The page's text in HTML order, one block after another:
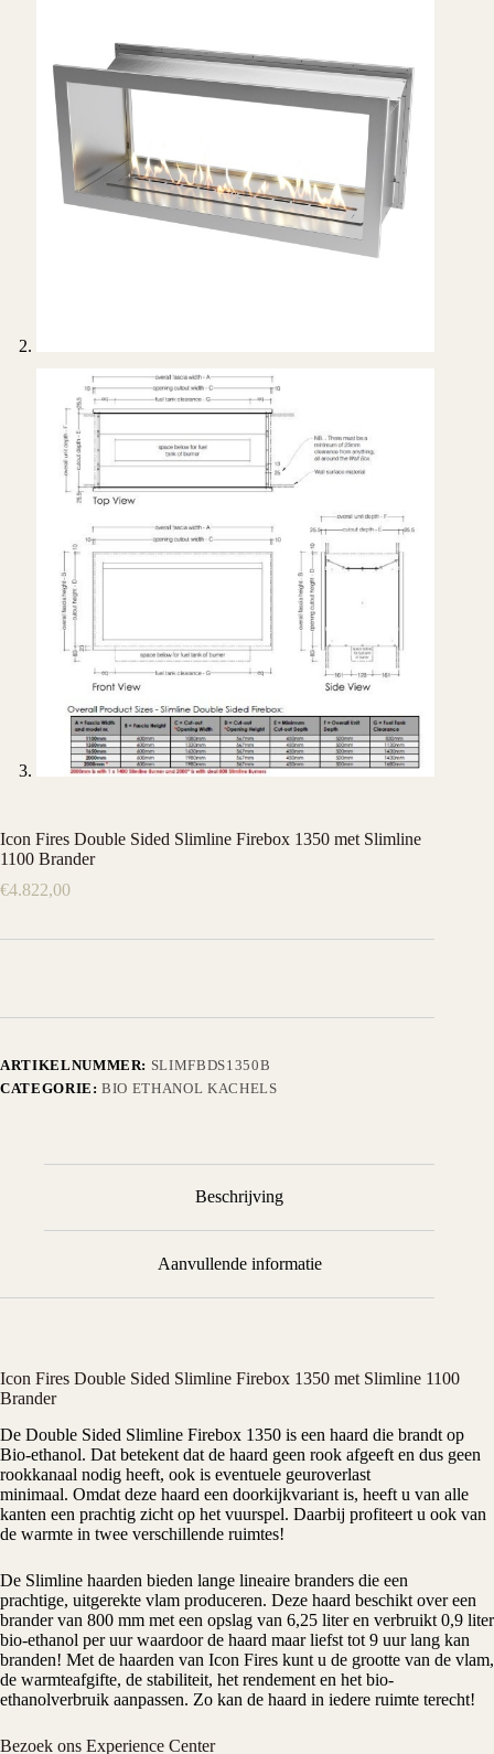
Icon Fires Double Sided Slimline Firebox 1350 met Slimline
1100 Brander
€4.822,00
ARTIKELNUMMER: SLIMFBDS1350B
CATEGORIE:BIO ETHANOL KACHELS
Beschrijving
Aanvullende informatie
Icon Fires Double Sided Slimline Firebox 1350 met Slimline 1100
Brander
De Double Sided Slimline Firebox 1350 is een haard die brandt op
Bio-ethanol. Dat betekent dat de haard geen rook afgeeft en dus geen
rookkanaal nodig heeft, ook is eventuele geuroverlast
minimaal. Omdat deze haard een doorkijkvariant is, heeft u van alle
kanten een prachtig zicht op het vuurspel. Daarbij profiteert u ook van
de warmte in twee verschillende ruimtes!
De Slimline haarden bieden lange lineaire branders die een
prachtige, uitgerekte vlam produceren. Deze haard beschikt over een
brander van 800 mm met een opslag van 6,25 liter en verbruikt 0,9 liter
bio-ethanol per uur waardoor de haard maar liefst tot 9 uur lang kan
branden! Met de haarden van Icon Fires kunt u de grootte van de vlam,
de warmteafgifte, de stabiliteit, het rendement en het bio-
ethanolverbruik aanpassen. Zo kan de haard in iedere ruimte terecht!
Bezoek ons Experience Center